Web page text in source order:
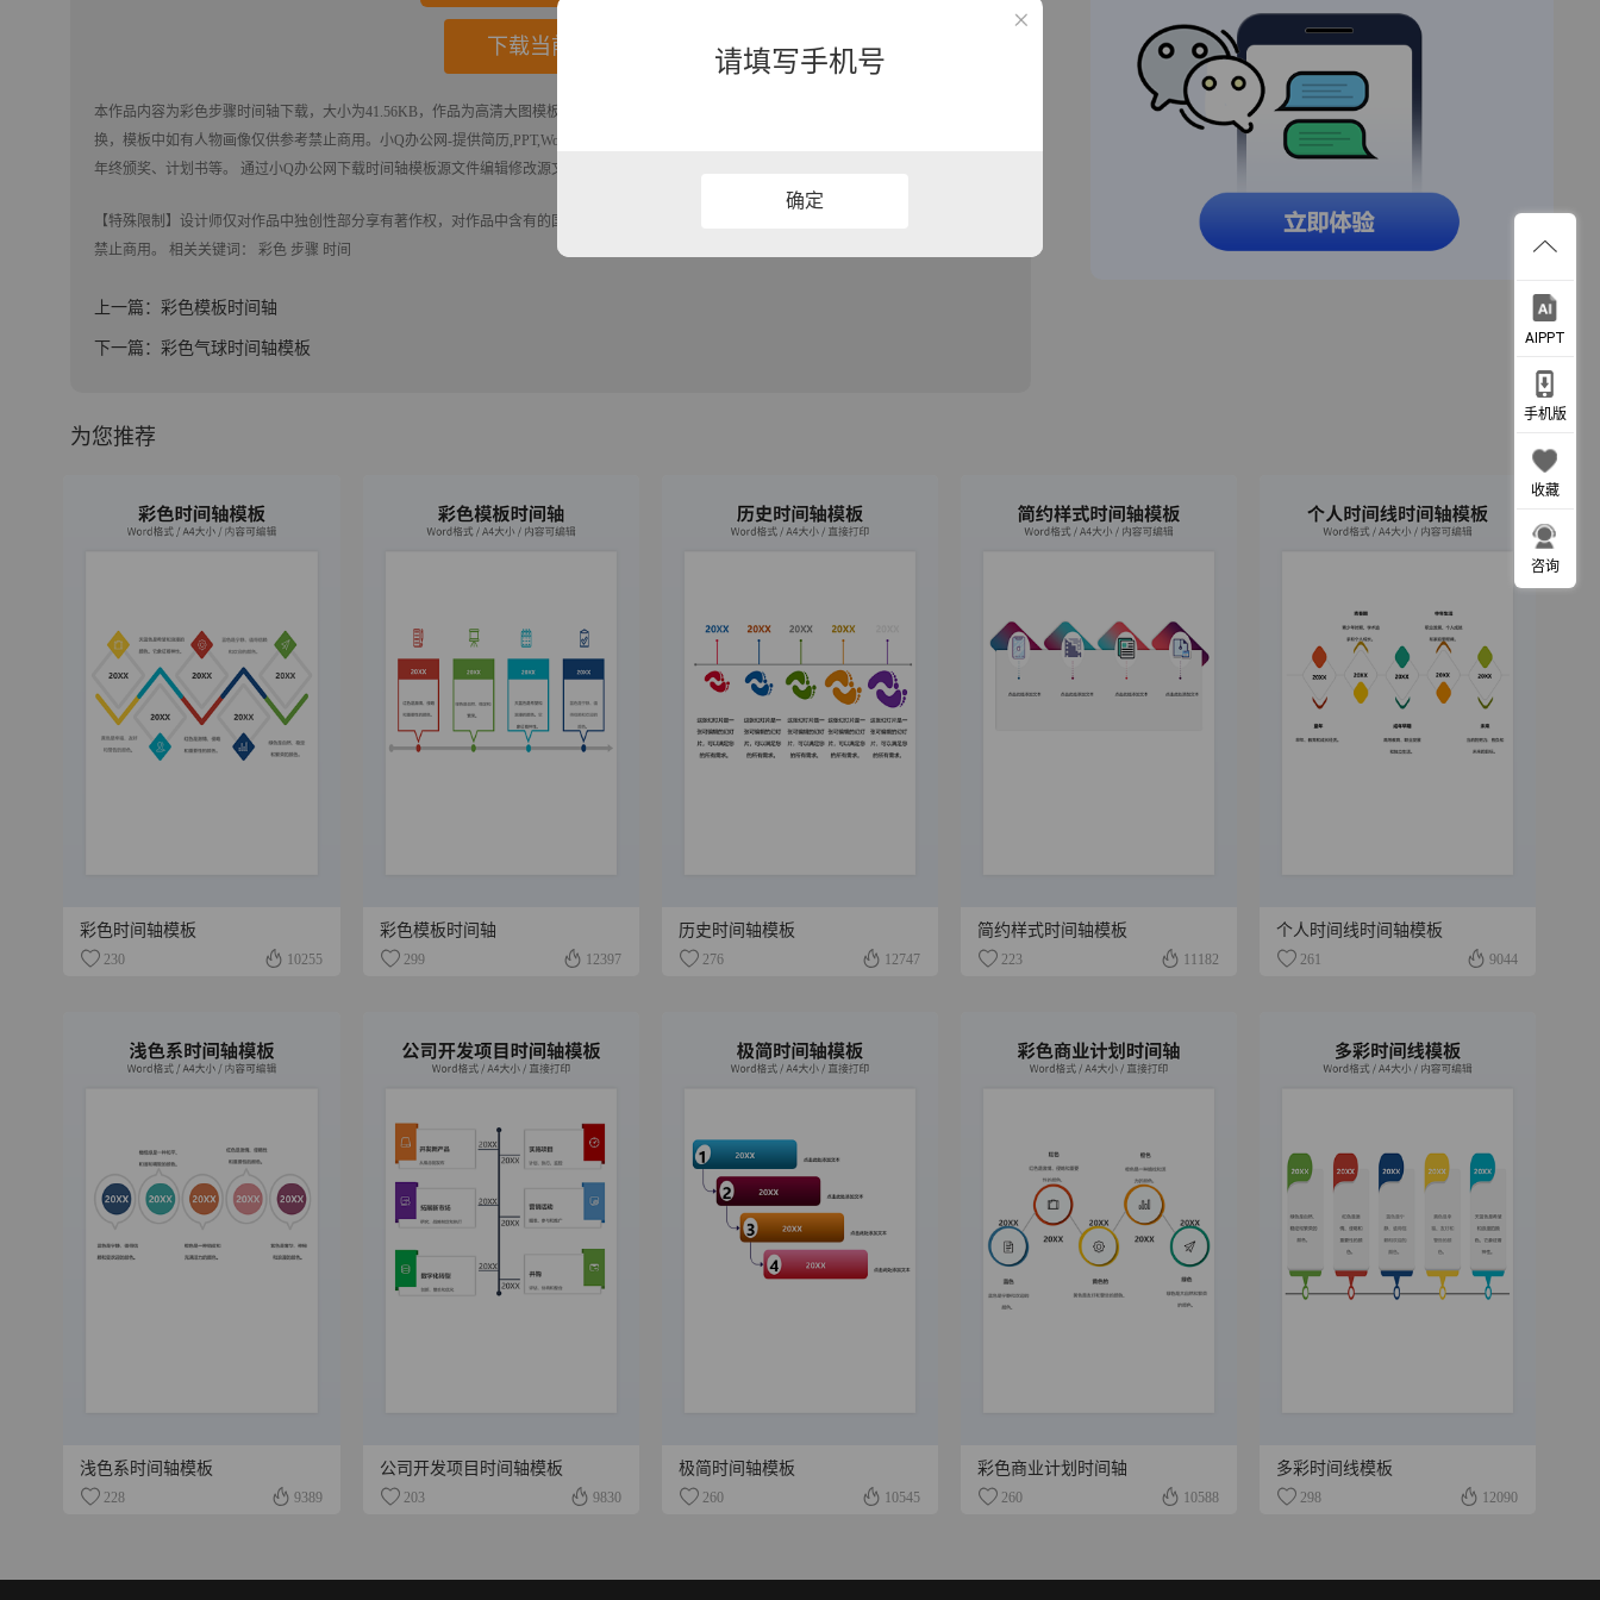
下载当前模板
本作品内容为彩色步骤时间轴下载，大小为41.56KB，作品为高清大图模板，格式为docx， 属于
换，模板中如有人物画像仅供参考禁止商用。 小Q办公网-提供简历,PPT,Word,Excel优质模板素材下载
年终颁奖、计划书等。 通过小Q办公网下载时间轴模板源文件编辑修改源文件文字和图片即可使用。
【特殊限制】设计师仅对作品中独创性部分享有著作权，对作品中含有的国旗、国徽等政治图案不享有权利，仅作为作品整体效果的示例展示，
禁止商用。 相关关键词： 彩色 步骤 时间
上一篇：彩色模板时间轴
下一篇：彩色气球时间轴模板
为您推荐
彩色时间轴模板
230 10255
彩色模板时间轴
299 12397
历史时间轴模板
276 12747
简约样式时间轴模板
223 11182
个人时间线时间轴模板
261 9044
浅色系时间轴模板
228 9389
公司开发项目时间轴模板
203 9830
极简时间轴模板
260 10545
彩色商业计划时间轴
260 10588
多彩时间线模板
298 12090
AIPPT
手机版
收藏
咨询
请填写手机号
确定